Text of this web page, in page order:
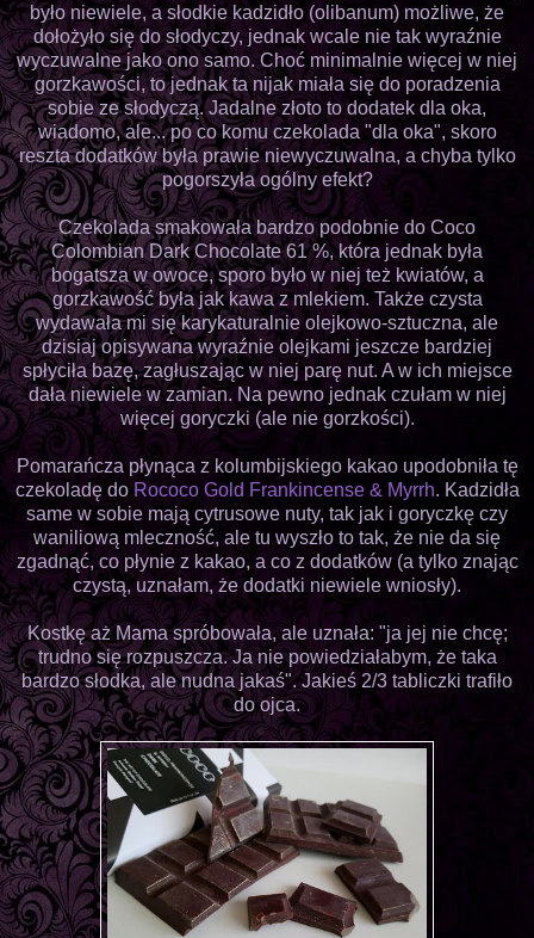
było niewiele, a słodkie kadzidło (olibanum) możliwe, że
dołożyło się do słodyczy, jednak wcale nie tak wyraźnie
wyczuwalne jako ono samo. Choć minimalnie więcej w niej
gorzkawości, to jednak ta nijak miała się do poradzenia
sobie ze słodyczą. Jadalne złoto to dodatek dla oka,
wiadomo, ale... po co komu czekolada "dla oka", skoro
reszta dodatków była prawie niewyczuwalna, a chyba tylko
pogorszyła ogólny efekt?
Czekolada smakowała bardzo podobnie do Coco
Colombian Dark Chocolate 61 %, która jednak była
bogatsza w owoce, sporo było w niej też kwiatów, a
gorzkawość była jak kawa z mlekiem. Także czysta
wydawała mi się karykaturalnie olejkowo-sztuczna, ale
dzisiaj opisywana wyraźnie olejkami jeszcze bardziej
spłyciła bazę, zagłuszając w niej parę nut. A w ich miejsce
dała niewiele w zamian. Na pewno jednak czułam w niej
więcej goryczki (ale nie gorzkości).
Pomarańcza płynąca z kolumbijskiego kakao upodobniła tę
czekoladę do Rococo Gold Frankincense & Myrrh. Kadzidła
same w sobie mają cytrusowe nuty, tak jak i goryczkę czy
waniliową mleczność, ale tu wyszło to tak, że nie da się
zgadnąć, co płynie z kakao, a co z dodatków (a tylko znając
czystą, uznałam, że dodatki niewiele wniosły).
Kostkę aż Mama spróbowała, ale uznała: "ja jej nie chcę;
trudno się rozpuszcza. Ja nie powiedziałabym, że taka
bardzo słodka, ale nudna jakaś". Jakieś 2/3 tabliczki trafiło
do ojca.